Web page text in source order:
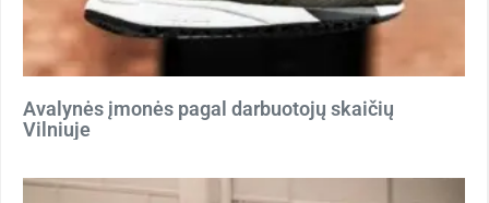
Avalynės įmonės pagal darbuotojų skaičių
Vilniuje